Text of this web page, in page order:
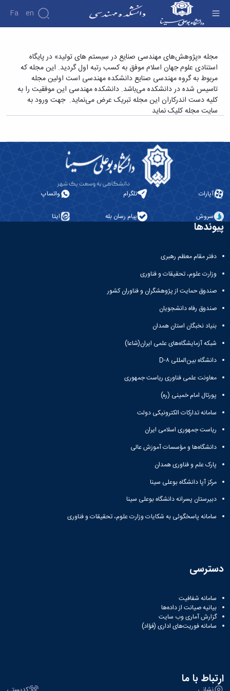
Fa En
دانشکده
درباره
دانشکده
تاریخچه
ریاست
دانشکده
آلبوم
آموزشی
پژوهشی
معاونت
تحصیلات
پژوهش
نشریات
کسب رتبه اول توسط مجله «پژوهش‌های مهندسی
صنایع در سیستم های تولید» در پایگاه استنادی
علوم جهان اسلام - دانشکده فنی و مهندسی
مجله «پژوهش‌های مهندسی صنایع در سیستم های تولید» در پایگاه
استنادی علوم جهان اسلام موفق به کسب رتبه اول گردید. این مجله که
مربوط به گروه مهندسی صنایع دانشکده مهندسی است اولین مجله
تاسیس شده در دانشکده می‌باشد. دانشکده مهندسی این موفقیت را به
کلیه دست اندرکاران این مجله تبریک عرض می‌نماید. جهت ورود به
سایت مجله کلیک نماید
آپارات تلگرام واتساپ
سروش پیام رسان بله ایتا
پیوندها
دفتر مقام معظم رهبری
وزارت علوم، تحقیقات و فناوری
صندوق حمایت از پژوهشگران و فناوران کشور
صندوق رفاه دانشجویان
بنیاد نخبگان استان همدان
شبکه آزمایشگاه‌های علمی ایران(شاعا)
دانشگاه بین‌المللی D-۸
معاونت علمی فناوری ریاست جمهوری
پورتال امام خمینی (ره)
سامانه تدارکات الکترونیکی دولت
ریاست جمهوری اسلامی ایران
دانشگاه‌ها و مؤسسات آموزش عالی
پارک علم و فناوری همدان
مرکز آپا دانشگاه بوعلی سینا
دبیرستان پسرانه دانشگاه بوعلی سینا
سامانه پاسخگوئی به شکایات وزارت علوم، تحقیقات و فناوری
دسترسی
سامانه شفافیت
بیانیه صیانت از داده‌ها
گزارش آماری وب‌ سایت
سامانه فوریت‌های اداری (فؤاد)
ارتباط با ما